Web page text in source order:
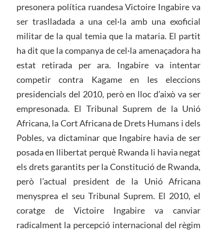
presonera política ruandesa Victoire Ingabire va
ser traslladada a una cel·la amb una exoficial
militar de la qual temia que la mataria. El partit
ha dit que la companya de cel·la amenaçadora ha
estat retirada per ara. Ingabire va intentar
competir contra Kagame en les eleccions
presidencials del 2010, però en lloc d’això va ser
empresonada. El Tribunal Suprem de la Unió
Africana, la Cort Africana de Drets Humans i dels
Pobles, va dictaminar que Ingabire havia de ser
posada en llibertat perquè Rwanda li havia negat
els drets garantits per la Constitució de Rwanda,
però l’actual president de la Unió Africana
menysprea el seu Tribunal Suprem. El 2010, el
coratge de Victoire Ingabire va canviar
radicalment la percepció internacional del règim